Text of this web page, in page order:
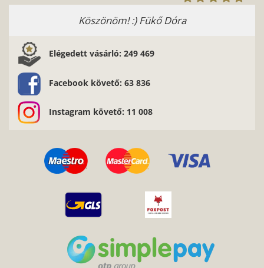
Köszönöm! :) Fükő Dóra
Elégedett vásárló: 249 469
Facebook követő: 63 836
Instagram követő: 11 008